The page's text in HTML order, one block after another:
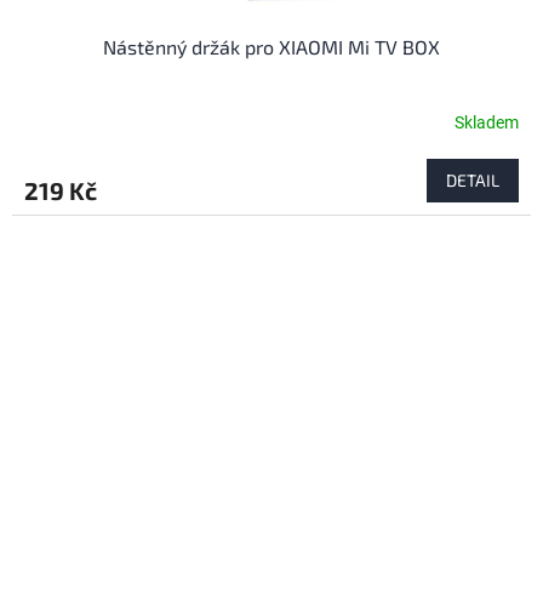
Nástěnný držák pro XIAOMI Mi TV BOX
Skladem
219 Kč DETAIL